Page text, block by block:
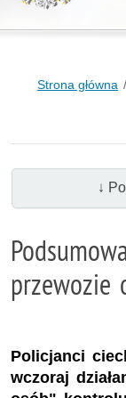
Strona główna
↓
przewozie
Policjanci
wczoraj